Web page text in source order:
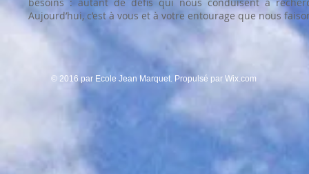
Aujourd’hui, c’est à vous et à votre entourage que nous
© 2016 par Ecole Jean Marquet. Propulsé par Wix.com